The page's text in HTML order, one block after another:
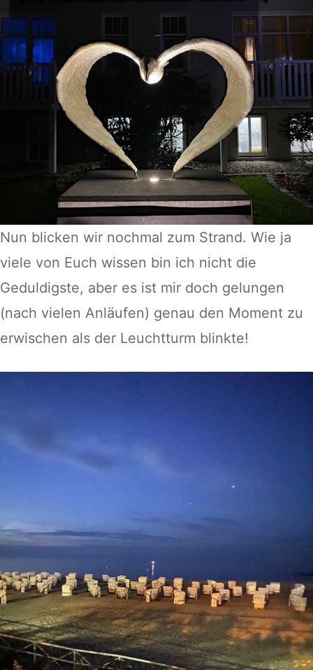
Nun blicken wir nochmal zum Strand. Wie ja
viele von Euch wissen bin ich nicht die
Geduldigste, aber es ist mir doch gelungen
(nach vielen Anläufen) genau den Moment zu
erwischen als der Leuchtturm blinkte!